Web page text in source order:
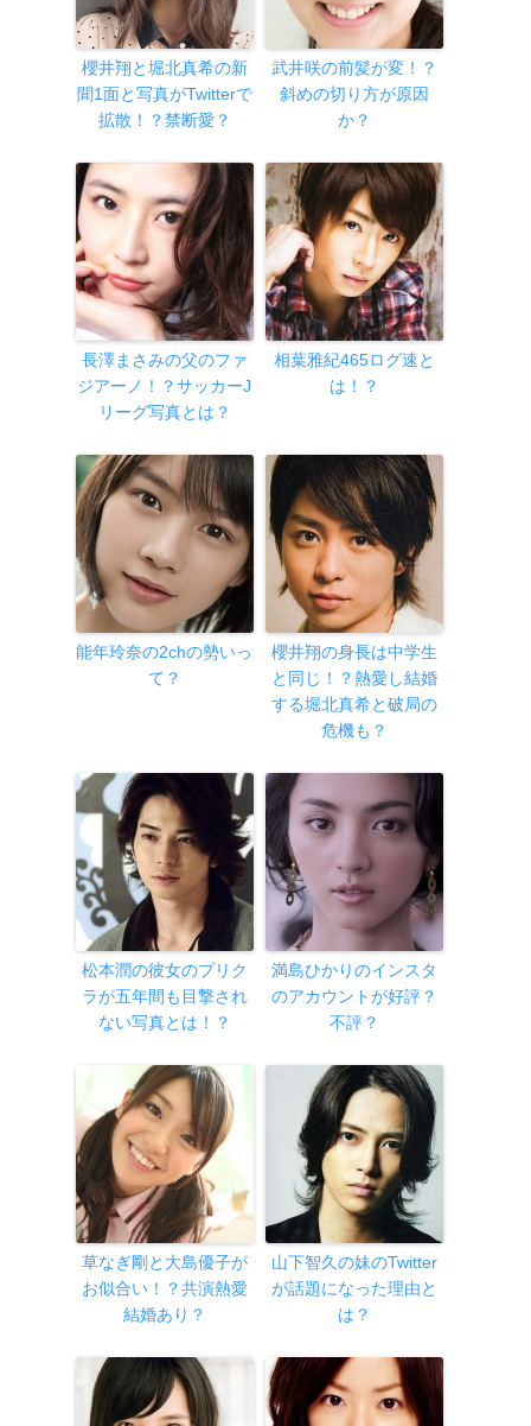
櫻井翔と堀北真希の新
聞1面と写真がTwitterで
拡散！？禁断愛？
武井咲の前髪が変！？
斜めの切り方が原因
か？
長澤まさみの父のファ
ジアーノ！？サッカーJ
リーグ写真とは？
相葉雅紀465ログ速と
は！？
能年玲奈の2chの勢いっ
て？
櫻井翔の身長は中学生
と同じ！？熱愛し結婚
する堀北真希と破局の
危機も？
松本潤の彼女のプリク
ラが五年間も目撃され
ない写真とは！？
満島ひかりのインスタ
のアカウントが好評？
不評？
草なぎ剛と大島優子が
お似合い！？共演熱愛
結婚あり？
山下智久の妹のTwitter
が話題になった理由と
は？